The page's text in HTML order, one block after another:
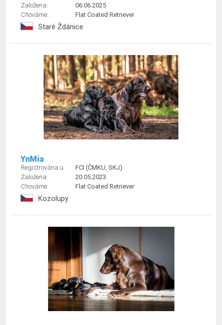
Založena:
06.06.2025
Chováme:
Flat Coated Retriever
Staré Ždánice
YnMia
Registrována u:
FCI (ČMKU, SKJ)
Založena:
20.05.2023
Chováme:
Flat Coated Retriever
Kozolupy